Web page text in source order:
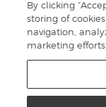
By clicking
storing of
navigation,
marketing efforts.